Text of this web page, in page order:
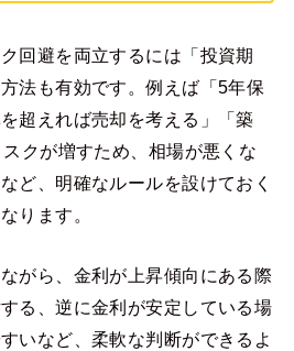
回避を両立するには「投資期
法も有効です。例えば「5年保
超えれば売却を考える」「築
クが増すため、相場が悪くな
ど、明確なルールを設けておく
ります。
がら、金利が上昇傾向にある際
る、逆に金利が安定している場
いなど、柔軟な判断ができるよ